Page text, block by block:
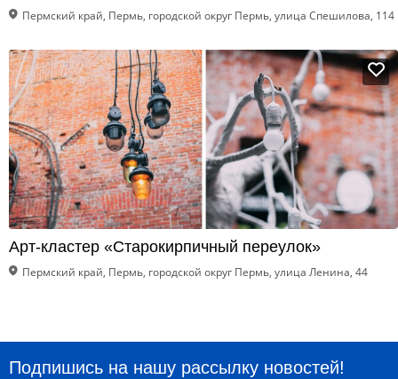
Пермский край, Пермь, городской округ Пермь, улица Спешилова, 114
Арт-кластер «Старокирпичный переулок»
Пермский край, Пермь, городской округ Пермь, улица Ленина, 44
Подпишись на нашу рассылку новостей!